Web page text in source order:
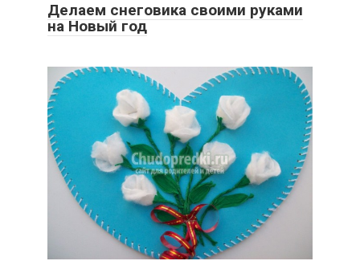
Делаем снеговика своими руками
на Новый год